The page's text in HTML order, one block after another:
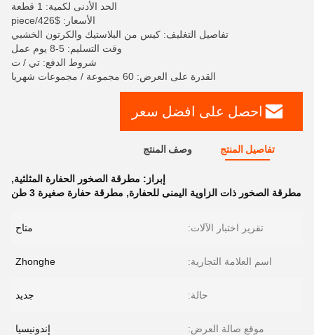
الحد الأدنى لكمية: 1 قطعة
الأسعار: $426/piece
تفاصيل التغليف: كيس من البلاستيك والكرتون الخشبي
وقت التسليم: 5-8 يوم عمل
شروط الدفع: تي / ت
القدرة على العرض: 60 مجموعة / مجموعات شهريا
احصل على افضل سعر
تفاصيل المنتج وصف المنتج
إبراز: مطرقة الصخور الحفارة المثلثية,
مطرقة الصخور ذات الزاوية اليمنى للحفارة, مطرقة حفارة صغيرة 3 طن
تقرير اختبار الآلات: متاح
اسم العلامة التجارية: Zhonghe
حالة: جديد
موقع صالة العرض: إندونيسيا